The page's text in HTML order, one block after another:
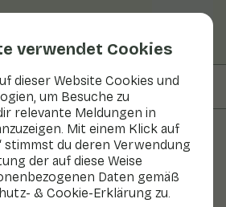
verwendet Cookies
dieser Website Cookies und
um Besuche zu
relevante Meldungen in
Mit einem Klick auf
stimmst du deren Verwendung
der auf diese Weise
Daten gemäß
& Cookie-Erklärung zu.
Zubereiten & Aufbewahren